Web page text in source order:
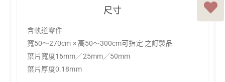
尺寸
含軌道零件
寬50～270cm × 高50～300cm可指定 之訂製品
葉片寬度16mm／25mm／50mm
葉片厚度0.18mm